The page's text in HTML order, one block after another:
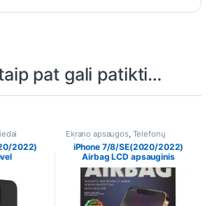
pat gali patikti…
2022)
Ekrano apsaugos, Telefonų
priedai
iPhone 7/8/SE(2020/2022)
Airbag LCD apsauginis
stikliukas